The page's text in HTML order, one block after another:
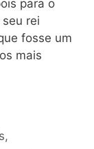
para o
rei
fosse um
mais
,